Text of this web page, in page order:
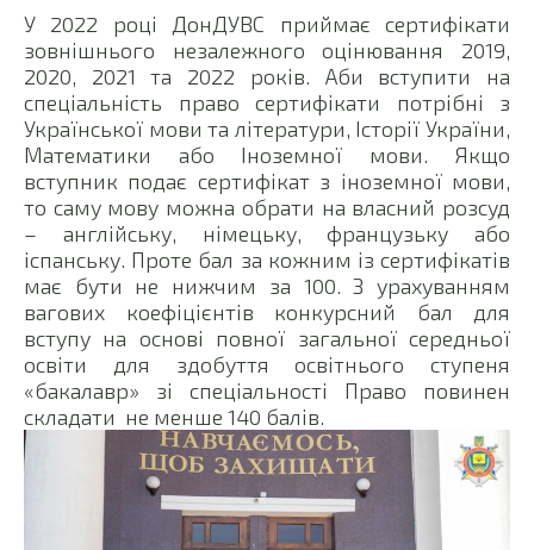
У 2022 році ДонДУВС приймає сертифікати
зовнішнього незалежного оцінювання 2019,
2020, 2021 та 2022 років. Аби вступити на
спеціальність право сертифікати потрібні з
Української мови та літератури, Історії України,
Математики або Іноземної мови. Якщо
вступник подає сертифікат з іноземної мови,
то саму мову можна обрати на власний розсуд
– англійську, німецьку, французьку або
іспанську. Проте бал за кожним із сертифікатів
має бути не нижчим за 100. З урахуванням
вагових коефіцієнтів конкурсний бал для
вступу на основі повної загальної середньої
освіти для здобуття освітнього ступеня
«бакалавр» зі спеціальності Право повинен
складати не менше 140 балів.